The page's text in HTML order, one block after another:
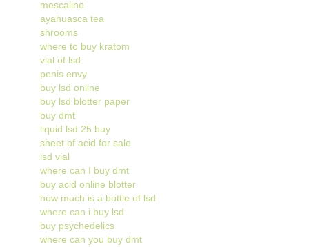
mescaline
ayahuasca tea
shrooms
where to buy kratom
vial of lsd
penis envy
buy lsd online
buy lsd blotter paper
buy dmt
liquid lsd 25 buy
sheet of acid for sale
lsd vial
where can I buy dmt
buy acid online blotter
how much is a bottle of lsd
where can i buy lsd
buy psychedelics
where can you buy dmt